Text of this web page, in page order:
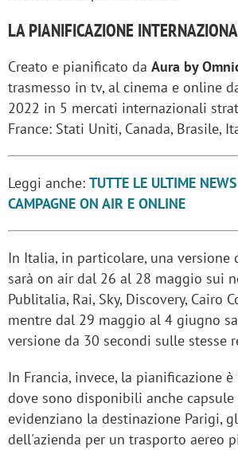
LA PIANIFICAZIONE
Creato e pianificato da Aura by
trasmesso in tv, al cinema e online
2022 in 5 mercati internazionali
France: Stati Uniti, Canada, Brasile,
Leggi anche: TUTTE LE ULTIME
CAMPAGNE ON AIR E ONLINE
In Italia, in particolare, una versione
sarà on air dal 26 al 28 maggio sui
Publitalia, Rai, Sky, Discovery, Cairo
mentre dal 29 maggio al 4 giugno
versione da 30 secondi sulle stesse
In Francia, invece, la pianificazione
dove sono disponibili anche
evidenziano la destinazione Parigi,
dell'azienda per un trasporto aereo